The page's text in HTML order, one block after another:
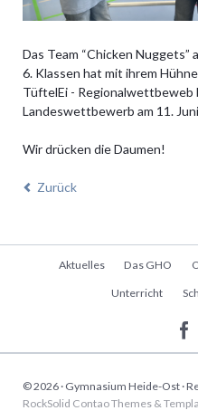
Das Team “Chicken
6. Klassen hat mit ihrem
TüftelEi - Regionalwettbeweb
Landeswettbewerb am 11.
Wir drücken die Daumen!
Zurück
Navigation
Aktuelles Das GHO
Unterricht
© 2026 · Gymnasium Heide-Ost ·
RockSolid Contao Themes &